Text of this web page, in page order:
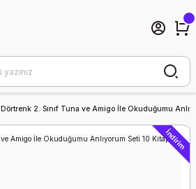
Dörtrenk 2. Sınıf Tuna ve Amigo İle Okuduğumu
İndirim